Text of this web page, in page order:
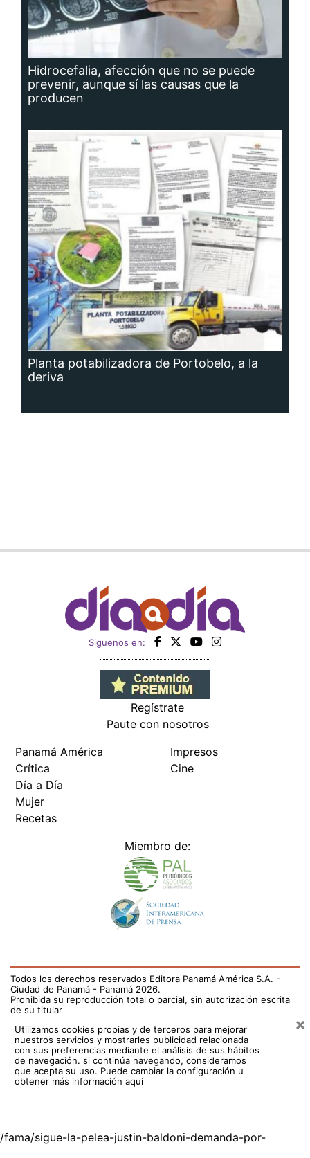
Hidrocefalia, afección que no se puede
prevenir, aunque sí las causas que la
producen
Planta potabilizadora de Portobelo, a la
deriva
Siguenos en:
Regístrate
Paute con nosotros
Panamá América
Crítica
Día a Día
Mujer
Recetas
Impresos
Cine
Miembro de:
Todos los derechos reservados Editora Panamá América S.A. -
Ciudad de Panamá - Panamá 2026.
Prohibida su reproducción total o parcial, sin autorización escrita
de su titular
Utilizamos cookies propias y de terceros para mejorar
nuestros servicios y mostrarles publicidad relacionada
con sus preferencias mediante el análisis de sus hábitos
de navegación. si continúa navegando, consideramos
que acepta su uso. Puede cambiar la configuración u
obtener más información aquí
×
/fama/sigue-la-pelea-justin-baldoni-demanda-por-